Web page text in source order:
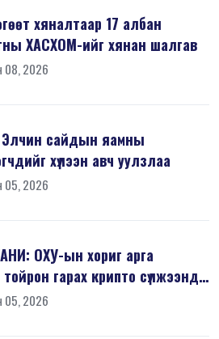
хяналтаар 17 албан
ХАСХОМ-ийг хянан шалгав
08, 2026
сайдын яамны
хүлээн авч уулзлаа
05, 2026
ОХУ-ын хориг арга
гарах крипто сүлжээнд
05, 2026